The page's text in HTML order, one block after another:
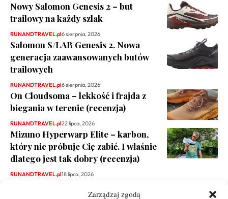
Zarządzaj zgodą
Nowy Salomon Genesis 2 – but
trailowy na każdy szlak
RUNANDTRAVEL.pl6 sierpnia, 2026
Salomon S/LAB Genesis 2. Nowa
generacja zaawansowanych butów
trailowych
RUNANDTRAVEL.pl6 sierpnia, 2026
On Cloudsoma – lekkość i frajda z
biegania w terenie (recenzja)
RUNANDTRAVEL.pl22 lipca, 2026
Mizuno Hyperwarp Elite – karbon,
który nie próbuje Cię zabić. I właśnie
dlatego jest tak dobry (recenzja)
RUNANDTRAVEL.pl18 lipca, 2026